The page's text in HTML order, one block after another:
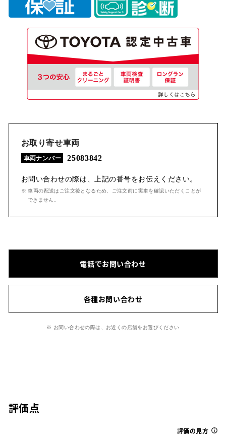
お取り寄せ車両
車両ナンバー 25083842
お問い合わせの際は、上記の番号をお伝えください。
※ 車両の配送はご注文後となるため、ご注文前に実車を確認いただくことが
できません。
電話でお問い合わせ
各種お問い合わせ
※ お問い合わせの際は、お近くの店舗をお選びください
評価点
評価の見方